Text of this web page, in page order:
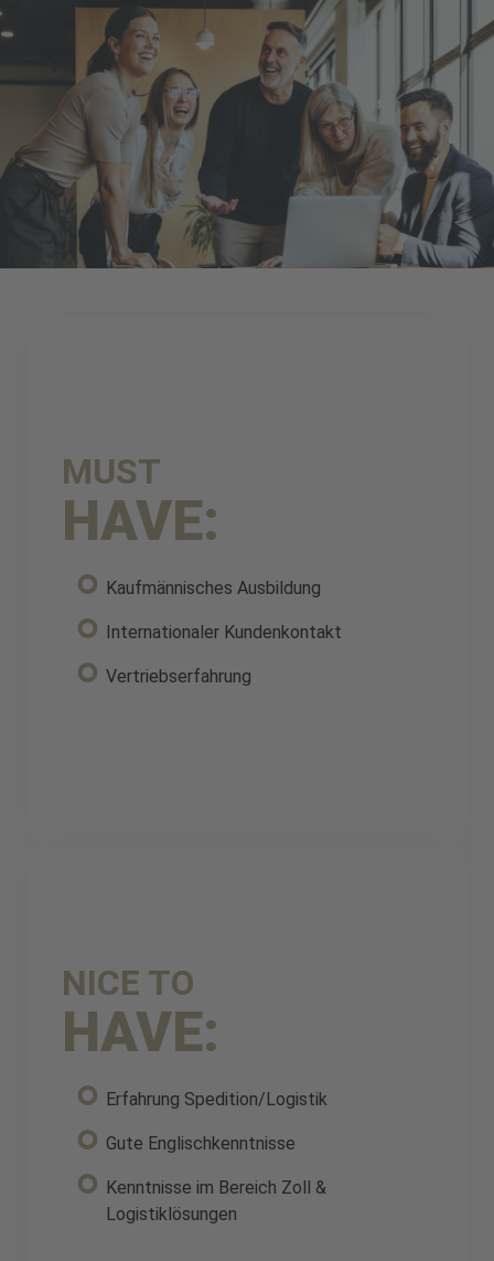
MUST
HAVE:
Kaufmännisches Ausbildung
Internationaler Kundenkontakt
Vertriebserfahrung
NICE TO
HAVE:
Erfahrung Spedition/Logistik
Gute Englischkenntnisse
Kenntnisse im Bereich Zoll &
Logistiklösungen